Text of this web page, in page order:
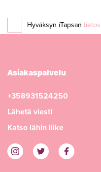
Hyväksyn iTapsan
Asiakaspalvelu
+358931524250
Lähetä viesti
Katso lähin liike